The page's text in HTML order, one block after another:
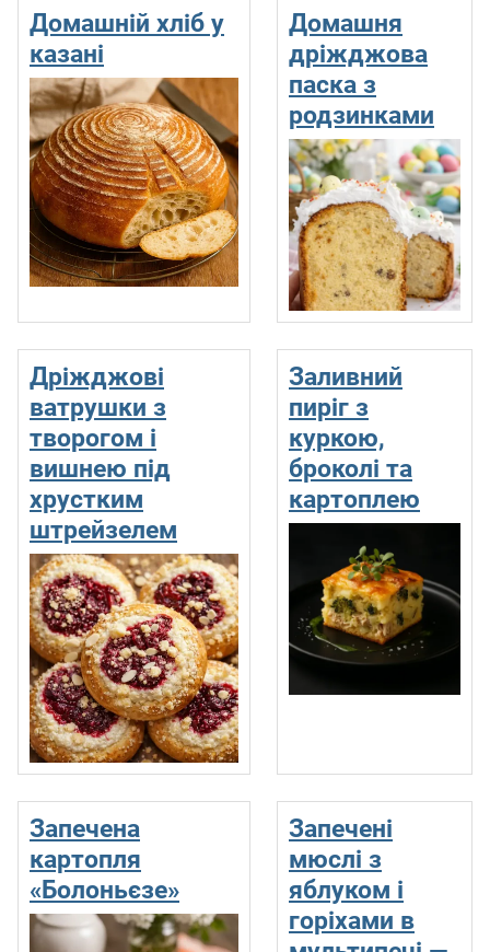
Домашній хліб у
казані
Домашня
дріжджова
паска з
родзинками
Дріжджові
ватрушки з
творогом і
вишнею під
хрустким
штрейзелем
Заливний
пиріг з
куркою,
броколі та
картоплею
Запечена
картопля
«Болоньєзе»
Запечені
мюслі з
яблуком і
горіхами в